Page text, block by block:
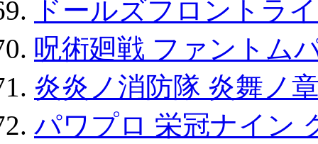
ドールズフロントラ
呪術廻戦 ファントム
炎炎ノ消防隊 炎舞ノ
パワプロ 栄冠ナイン